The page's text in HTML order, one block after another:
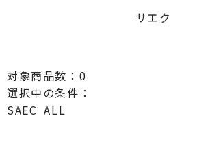
プリアンプ
パワーアンプ
サエク
対象商品数： 0
選択中の条件：
SAEC ALL